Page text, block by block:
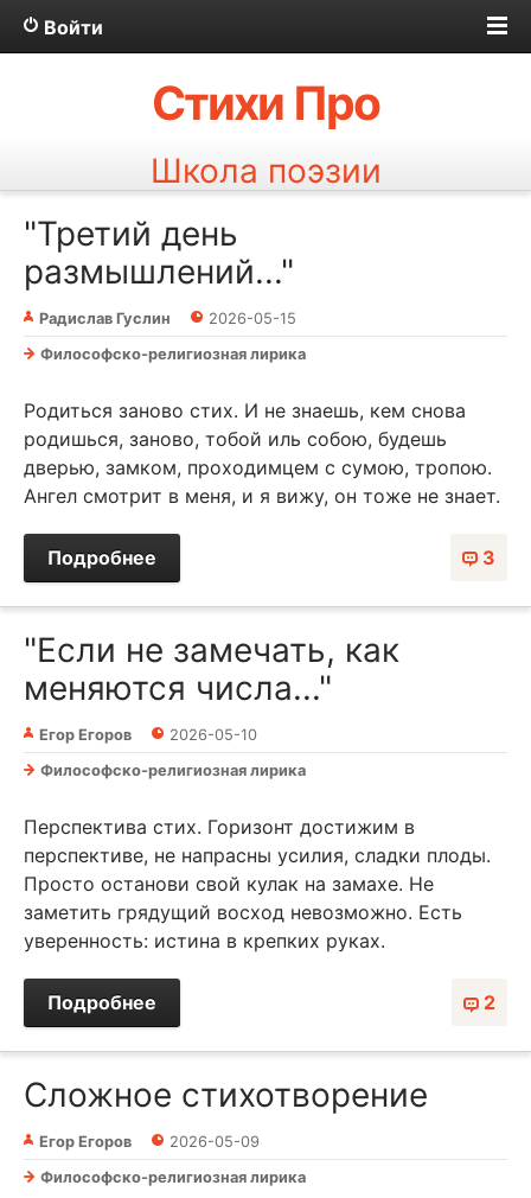
Войти
Стихи Про
Школа поэзии
"Третий день
размышлений..."
Радислав Гуслин
2026-05-15
Философско-религиозная лирика
Родиться заново стих. И не знаешь, кем снова
родишься, заново, тобой иль собою, будешь
дверью, замком, проходимцем с сумою, тропою.
Ангел смотрит в меня, и я вижу, он тоже не знает.
3
Подробнее
"Если не замечать, как
меняются числа..."
Егор Егоров
2026-05-10
Философско-религиозная лирика
Перспектива стих. Горизонт достижим в
перспективе, не напрасны усилия, сладки плоды.
Просто останови свой кулак на замахе. Не
заметить грядущий восход невозможно. Есть
уверенность: истина в крепких руках.
2
Подробнее
Сложное стихотворение
Егор Егоров
2026-05-09
Философско-религиозная лирика